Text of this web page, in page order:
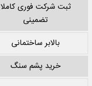
ثبت شرکت فوری کاملا
تضمینی
بالابر ساختمانی
خرید پشم سنگ